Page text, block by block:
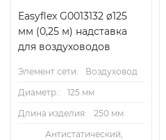
Easyflex G0013132 ø125
мм (0,25 м) надставка
для воздуховодов
Элемент сети:
Воздуховод
Диаметр.:
125 мм
Длина изделия:
250 мм
Антистатический,